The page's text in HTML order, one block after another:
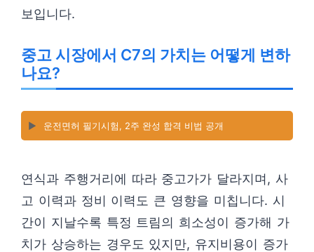
보입니다.
중고 시장에서 C7의 가치는 어떻게 변하
나요?
▶️ 운전면허 필기시험, 2주 완성 합격 비법 공개
연식과 주행거리에 따라 중고가가 달라지며, 사
고 이력과 정비 이력도 큰 영향을 미칩니다. 시
간이 지날수록 특정 트림의 희소성이 증가해 가
치가 상승하는 경우도 있지만, 유지비용이 증가